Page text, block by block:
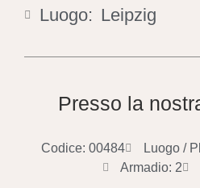
Luogo: Leipzig
Presso la
Codice: 00484
Luogo /
Armadio: 2